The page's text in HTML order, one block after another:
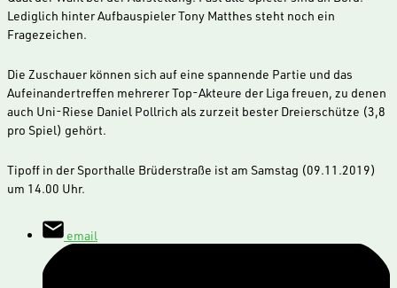
Lediglich hinter Aufbauspieler Tony Matthes steht noch ein
Fragezeichen.
Die Zuschauer können sich auf eine spannende Partie und das
Aufeinandertreffen mehrerer Top-Akteure der Liga freuen, zu denen
auch Uni-Riese Daniel Pollrich als zurzeit bester Dreierschütze (3,8
pro Spiel) gehört.
Tipoff in der Sporthalle Brüderstraße ist am Samstag (09.11.2019)
um 14.00 Uhr.
email